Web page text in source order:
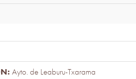
Ayto. de Leaburu-Txarama